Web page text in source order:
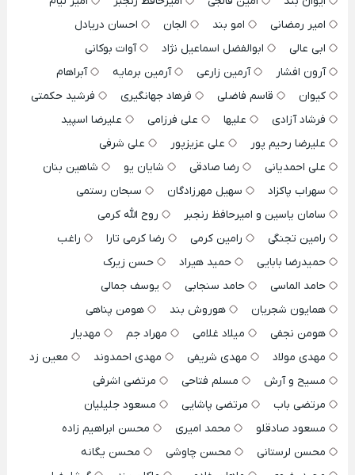
امیر رمضانی
امو بند الجان
احسان دریادل
ابی عالی
ابوالفضل اسماعیل نژاد
آوات بوکانی
آرون افشار
آرمین زارعی آرمین برمایه
آبراهام
کیوان
قاسم فاضلی فرهاد جهانگیری
فرشید حکمتی
فرشاد آزادی
علیها علی فرزامی
علیرضا اسپید
علیرضا رحیم پور
علی عزیزپور
علی شرفی
علی احمدیانی
رضا صادقی شایان یو
شاهین بنان
سهراب پاکزاد
سهیل مهرزادگان
سبحان رستمی
سامان یاسین و امیرحافظ رنجبر
روح الله کرمی
رامین تجنگی
رامین کرمی رضا کرمی تارا
راغب
حمیدرضا بابایی
حمید هیراد
حسن زیرک
حامد الماسی
حامد سنجابی
یوسف جمالی
همایون شجریان
هوروش بند
هومن پناهی
هومن نجفی
میلاد غلامی مهراد جم
مهدیار
مهدی مولاد
مهدی شریفی مهدی احمدوند
معین زد
مسیح و آرش
مسلم فتاحی
مرتضی اشرفی
مرتضی باب
مرتضی پاشایی
مسعود جلیلیان
مسعود صادقلو
محمد امیری
محسن ابراهیم زاده
محسن لرستانی
محسن چاوشی
محسن یگانه